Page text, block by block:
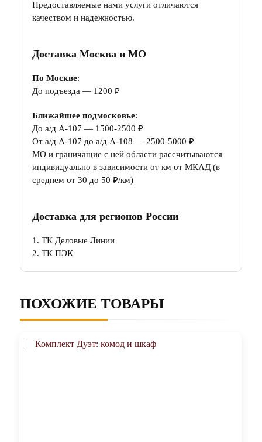
Предоставляемые нами услуги отличаются
качеством и надежностью.
Доставка Москва и МО
По Москве:
До подъезда — 1200 ₽
Ближайшее подмосковье:
До а/д А-107 — 1500-2500 ₽
От а/д А-107 до а/д А-108 — 2500-5000 ₽
МО и граничащие с ней области рассчитываются
индивидуально в зависимости от км от МКАД (в
среднем от 30 до 50 ₽/км)
Доставка для регионов России
1. ТК Деловые Линии
2. ТК ПЭК
ПОХОЖИЕ ТОВАРЫ